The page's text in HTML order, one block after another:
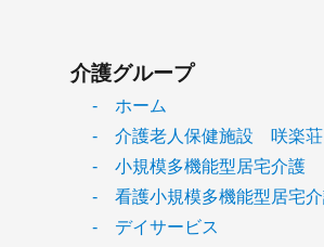
介護グループ
- ホーム
- 介護老人保健施設 咲楽荘
- 小規模多機能型居宅介護
- 看護小規模多機能型居宅
- デイサービス